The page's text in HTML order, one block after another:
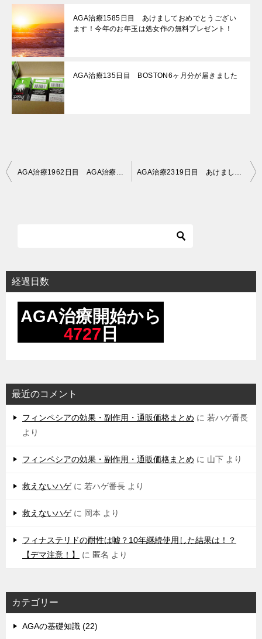
AGA治療1585日目 あけましておめでとうござい
ます！今年のお年玉は処女作の無料プレゼント！
AGA治療135日目 BOSTON6ヶ月分が届きました
投
シ
AGA治療1962日目 AGA治療5年4ヶ月目の経過写真 AGA治療2319日目 あけましておめでとうございます＆スマートニュースに載りました！
経過日数
最近のコメント
フィンペシアの効果・副作用・通販価格まとめ に 若ハゲ番長
より
フィンペシアの効果・副作用・通販価格まとめ に 山下 より
救えないハゲに 若ハゲ番長 より
救えないハゲに 岡本 より
フィナステリドの耐性は嘘？10年継続使用した結果は！？
【デマ注意！】
に 匿名 より
カテゴリー
AGAの基礎知識 (22)